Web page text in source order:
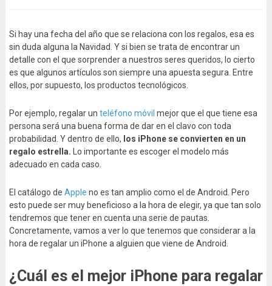
Si hay una fecha del año que se relaciona con los regalos, esa es
sin duda alguna la Navidad. Y si bien se trata de encontrar un
detalle con el que sorprender a nuestros seres queridos, lo cierto
es que algunos artículos son siempre una apuesta segura. Entre
ellos, por supuesto, los productos tecnológicos.
Por ejemplo, regalar un teléfono móvil mejor que el que tiene esa
persona será una buena forma de dar en el clavo con toda
probabilidad. Y dentro de ello, los iPhone se convierten en un
regalo estrella. Lo importante es escoger el modelo más
adecuado en cada caso.
El catálogo de Apple no es tan amplio como el de Android. Pero
esto puede ser muy beneficioso a la hora de elegir, ya que tan solo
tendremos que tener en cuenta una serie de pautas.
Concretamente, vamos a ver lo que tenemos que considerar a la
hora de regalar un iPhone a alguien que viene de Android.
¿Cuál es el mejor iPhone para regalar